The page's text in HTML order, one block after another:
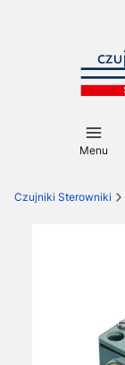
Menu
Czujniki Sterowniki